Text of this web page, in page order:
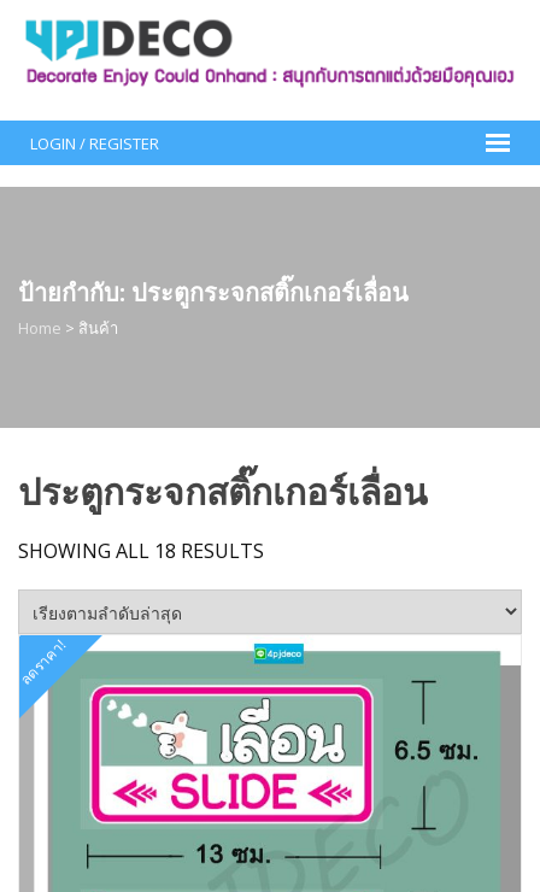
content
LOGIN / REGISTER
ป้ายกำกับ: ประตูกระจกสติ๊กเกอร์เลื่อน
Home > สินค้า
ประตูกระจกสติ๊กเกอร์เลื่อน
SHOWING ALL 18 RESULTS
ลดราคา!